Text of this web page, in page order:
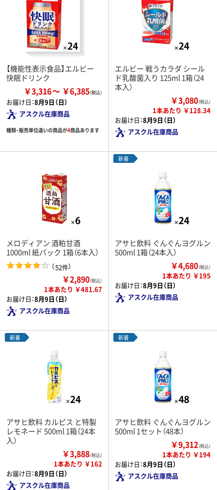
【機能性表示食品】エルビー
快眠ドリンク
￥3,316 ￥6,385
お届け日：8月9日（日）
アスクル在庫商品
種類・販売単位違いの商品が4商品あります
エルビー 戦うカラダ シール
ド乳酸菌入り 125ml 1箱（24
本入）
￥3,080（税込）
1本あたり ￥128.34
お届け日：8月9日（日）
アスクル在庫商品
メロディアン 酒粕甘酒
1000ml 紙パック 1箱（6本入）
（52件）
￥2,890（税込）
1本あたり ￥481.67
お届け日：8月9日（日）
アスクル在庫商品
新着
アサヒ飲料 ぐんぐんヨグルン
500ml 1箱（24本入）
￥4,680（税込）
1本あたり ￥195
お届け日：8月9日（日）
アスクル在庫商品
新着
アサヒ飲料 カルピス と特製
レモネード 500ml 1箱（24本
入）
￥3,888（税込）
1本あたり ￥162
お届け日：8月9日（日）
アスクル在庫商品
新着
アサヒ飲料 ぐんぐんヨグルン
500ml 1セット（48本）
￥9,312（税込）
1本あたり ￥194
お届け日：8月9日（日）
アスクル在庫商品